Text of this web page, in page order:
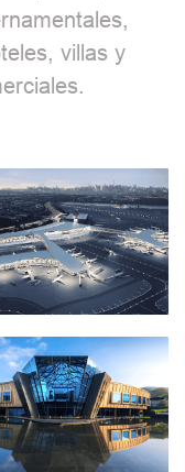
villas y